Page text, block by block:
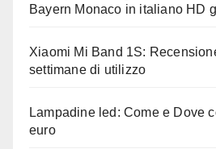
Bayern Monaco in italiano HD
Xiaomi Mi Band 1S:
settimane di utilizzo
Lampadine led: Come e Dove
euro